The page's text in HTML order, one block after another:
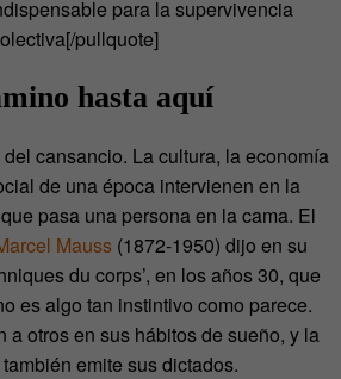
para la supervivencia
pullquote]
hasta aquí
cansancio. La cultura, la economía
de una época intervienen en la
pasa una persona en la cama. El
Mauss (1872-1950) dijo en su
du corps’, en los años 30, que
es algo tan instintivo como parece.
a otros en sus hábitos de sueño, y la
emite sus dictados.